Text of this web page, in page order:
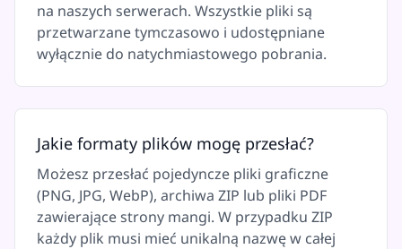
na naszych serwerach. Wszystkie pliki są
przetwarzane tymczasowo i udostępniane
wyłącznie do natychmiastowego pobrania.
Jakie formaty plików mogę przesłać?
Możesz przesłać pojedyncze pliki graficzne
(PNG, JPG, WebP), archiwa ZIP lub pliki PDF
zawierające strony mangi. W przypadku ZIP
każdy plik musi mieć unikalną nazwę w całej